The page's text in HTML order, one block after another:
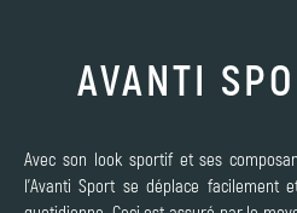
AVANTI
Avec son look sportif et ses
l'Avanti Sport se déplace facilement